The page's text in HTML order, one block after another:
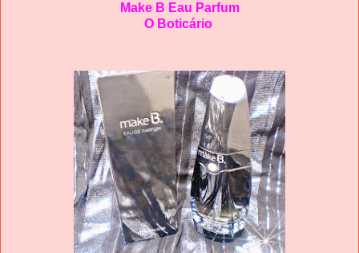
Make B Eau Parfum
O Boticário